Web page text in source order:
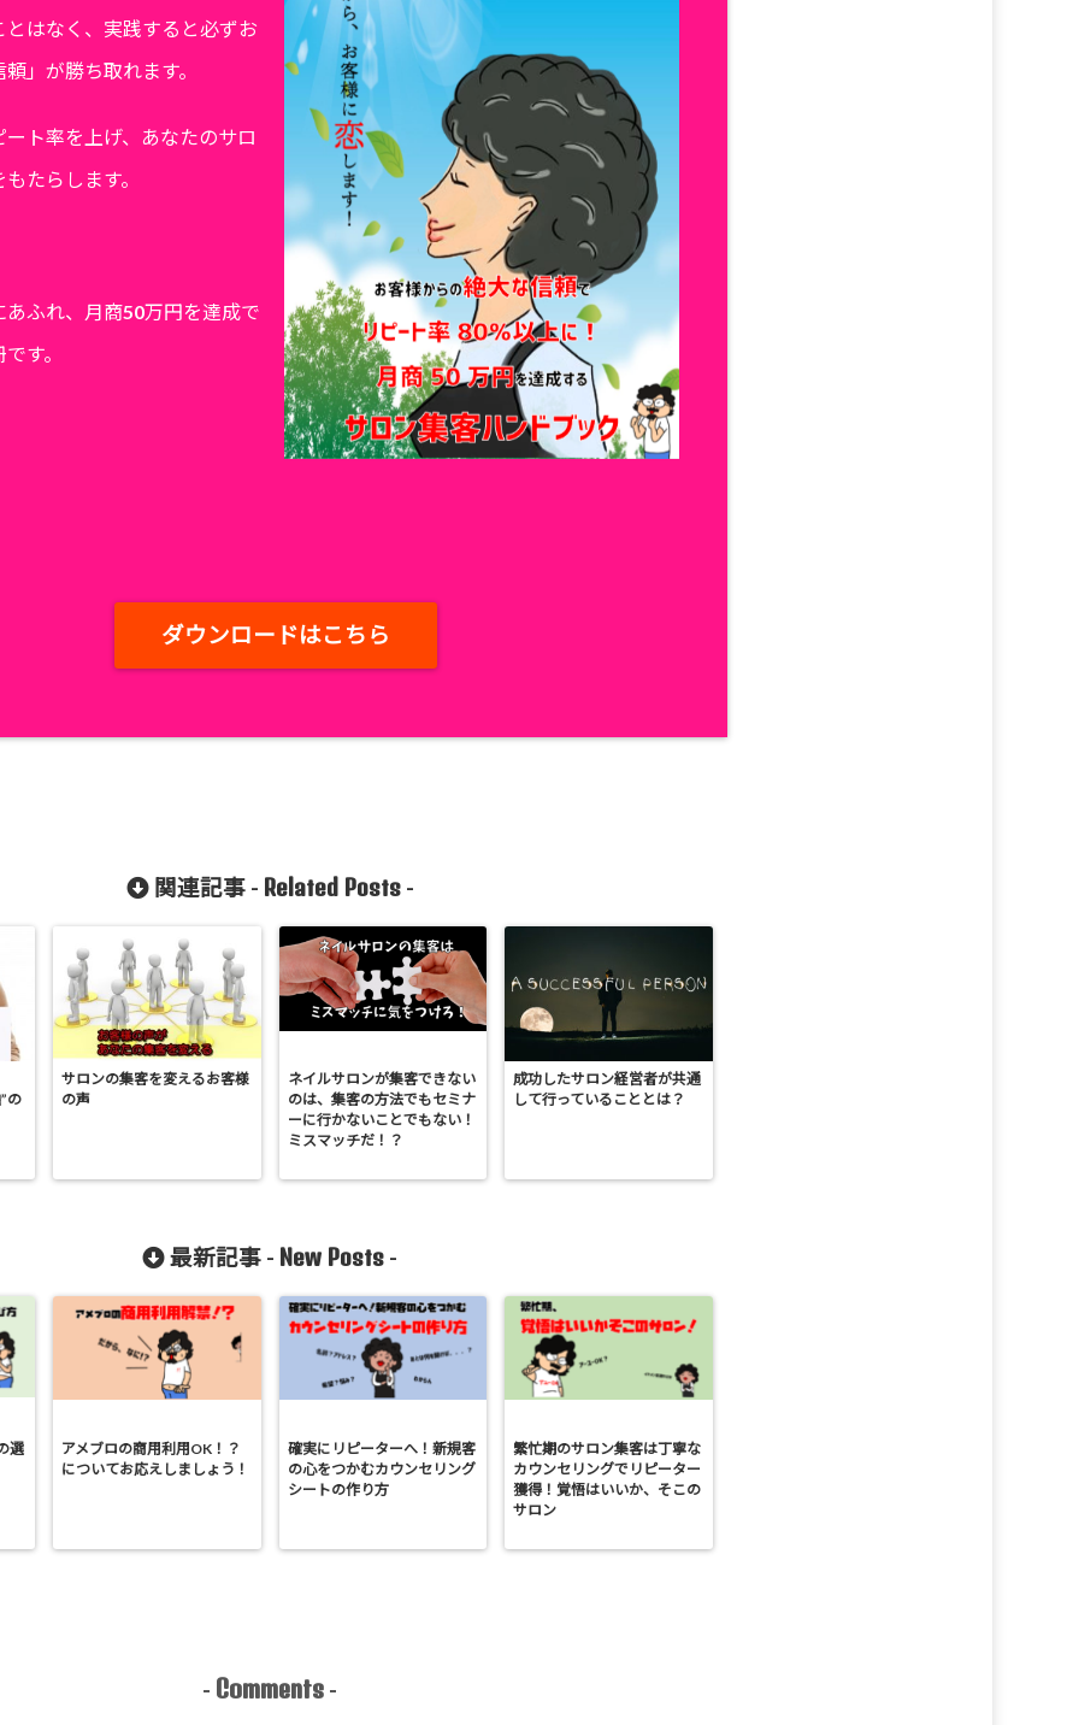
とはなく、実践すると必ずお
」が勝ち取れます。
ト率を上げ、あなたのサロ
たらします。
あふれ、月商50万円を達成で
す。
ダウンロードはこちら
関連記事 - Related Posts-
の
サロンの集客を変えるお客様
の声
ネイルサロンが集客できない
のは、集客の方法でもセミナ
ーに行かないことでもない！
ミスマッチだ！？
成功したサロン経営者が共通
して行っていることとは？
最新記事 - New Posts -
選
アメブロの商用利用OK！？
についてお応えしましょう！
確実にリピーターへ！新規客
の心をつかむカウンセリング
シートの作り方
繁忙期のサロン集客は丁寧な
カウンセリングでリピーター
獲得！覚悟はいいか、そこの
サロン
- Comments -